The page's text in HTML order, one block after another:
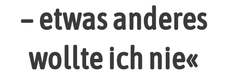
– etwas anderes
wollte ich nie«